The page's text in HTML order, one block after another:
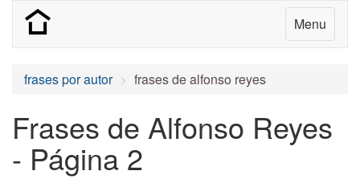
Menu
frases por autor frases de alfonso reyes
Frases de Alfonso Reyes
- Página 2